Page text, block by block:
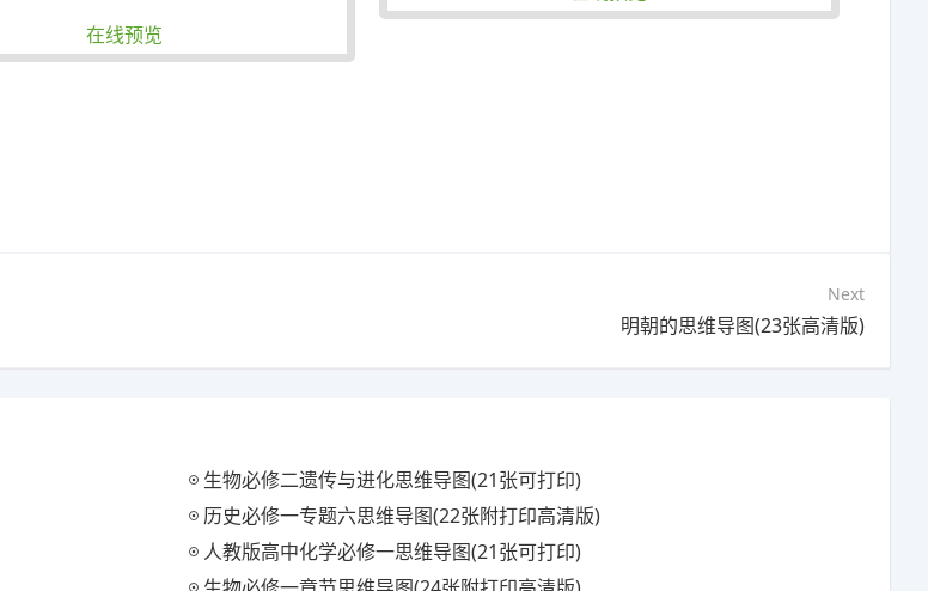
在线预览
Next
明朝的思维导图(23张高清版)
生物必修二遗传与进化思维导图(21张可打印)
历史必修一专题六思维导图(22张附打印高清版)
人教版高中化学必修一思维导图(21张可打印)